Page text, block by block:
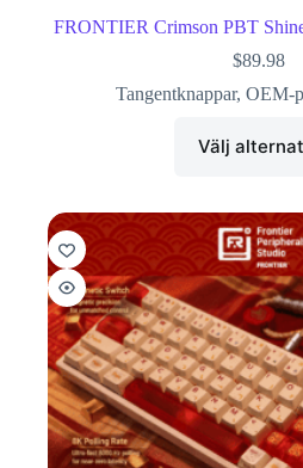
FRONTIER Crimson PBT
$89.98
Tangentknappar, OEM-
Välj